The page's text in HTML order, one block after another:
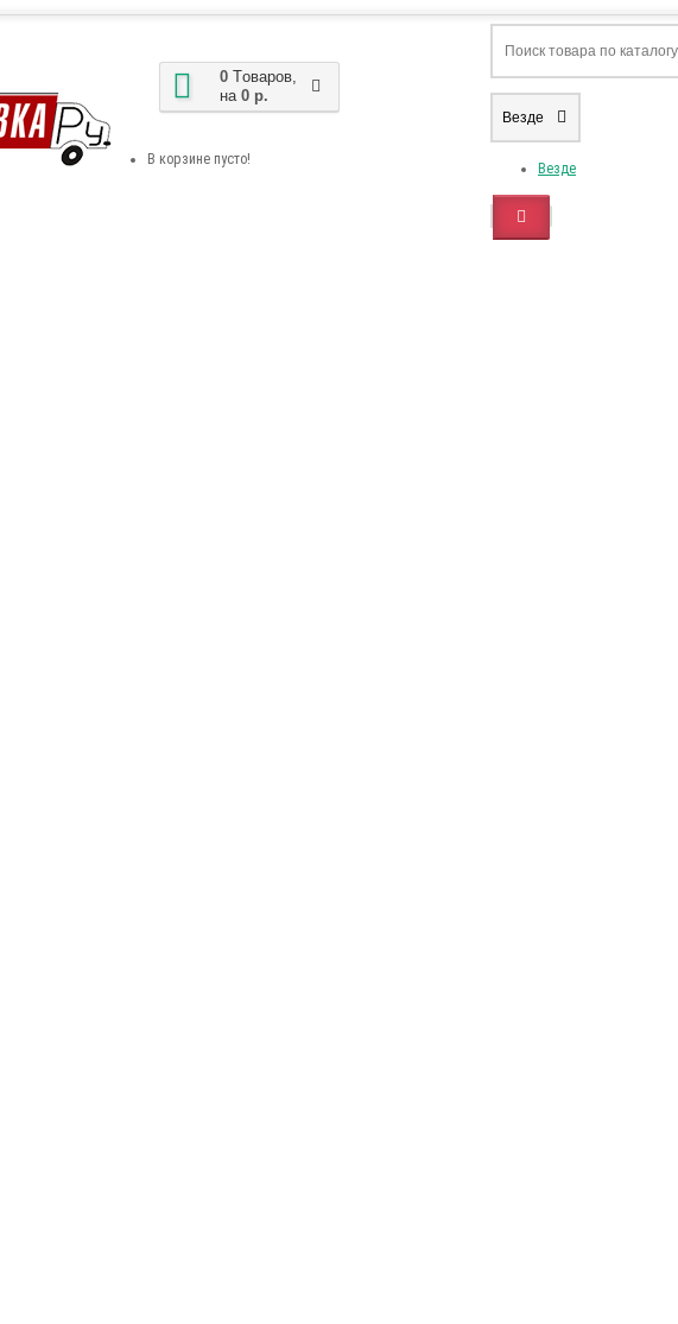
0 Tоваров,
на 0 р.
В корзине пусто!
Везде
Везде